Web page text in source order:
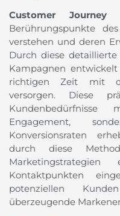
Customer Journey
Berührungspunkte
verstehen und deren
Durch diese
Kampagnen
richtigen Zeit mit
versorgen. Diese
Engagement,
Konversionsraten
durch diese
Kontaktpunkten
potenziellen
überzeugende